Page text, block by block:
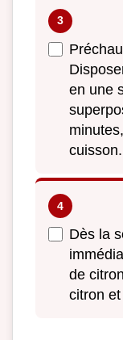
en une
cuisson.
Dès la
de
citron